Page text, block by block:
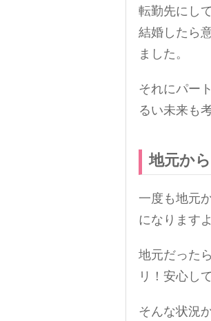
転勤先にし
結婚したら
ました。
それにパー
るい未来も
地元か
一度も地元
になりますよ
地元だった
リ！安心し
そんな状況